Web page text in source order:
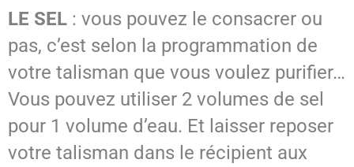
LE SEL : vous pouvez le consacrer ou
pas, c’est selon la programmation de
votre talisman que vous voulez purifier…
Vous pouvez utiliser 2 volumes de sel
pour 1 volume d’eau. Et laisser reposer
votre talisman dans le récipient aux